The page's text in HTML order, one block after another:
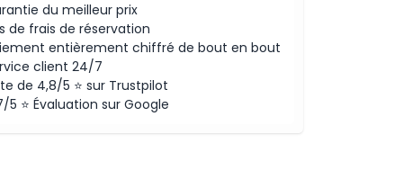
du meilleur prix
de frais de réservation
entièrement chiffré de bout en bout
client 24/7
de 4,8/5 ⭐ sur Trustpilot
5 ⭐ Évaluation sur Google